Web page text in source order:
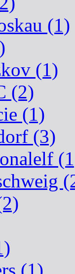
(1)
(1)
(2)
(1)
(3)
(1)